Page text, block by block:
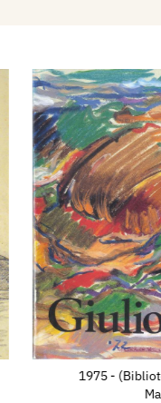
Sezione di
e si allinea
gruppo di Sandro
Perina, insieme
più alta,
Francesco Carli
più personali e
cenacolo. Perina
moderne correnti
integra, risoluta
con smaglianti
1975 -